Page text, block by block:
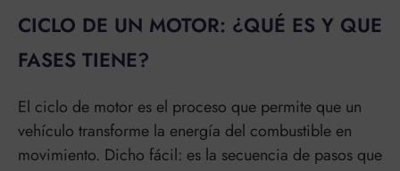
CICLO DE UN MOTOR: ¿QUÉ ES Y QUE
FASES TIENE?
El ciclo de motor es el proceso que permite que un
vehículo transforme la energía del combustible en
movimiento. Dicho fácil: es la secuencia de pasos que